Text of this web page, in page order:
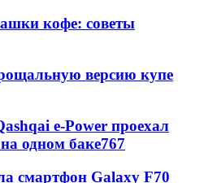
кофе: советы
версию купе
e-Power проехал
одном баке767
смартфон Galaxy F70